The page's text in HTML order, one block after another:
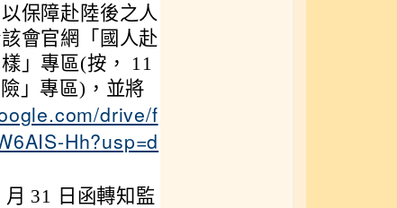
保障赴陸後之人
會官網「國人赴
」專區(按， 11
」專區)，並將
drive/f
Hh?usp=d
31 日函轉知監